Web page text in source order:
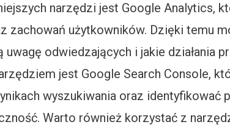
narzędzi jest Google Analytics,
zachowań użytkowników. Dzięki temu
uwagę odwiedzających i jakie działania
jest Google Search Console,
wyszukiwania oraz identyfikować
Warto również korzystać z